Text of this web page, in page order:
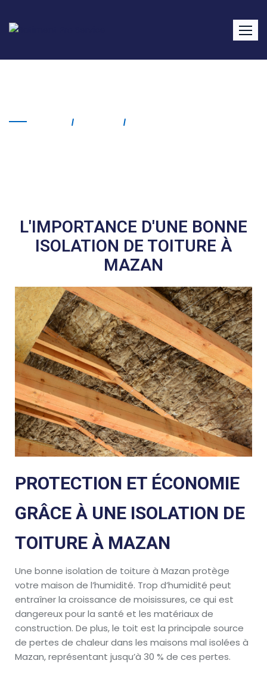
L'IMPORTANCE D'UNE BONNE
ISOLATION DE TOITURE À
MAZAN
PROTECTION ET ÉCONOMIE
GRÂCE À UNE ISOLATION DE
TOITURE À MAZAN
Une bonne isolation de toiture à Mazan protège
votre maison de l’humidité. Trop d’humidité peut
entraîner la croissance de moisissures, ce qui est
dangereux pour la santé et les matériaux de
construction. De plus, le toit est la principale source
de pertes de chaleur dans les maisons mal isolées à
Mazan, représentant jusqu’à 30 % de ces pertes.